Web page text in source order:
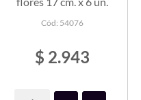
Cód: 54076
$ 2.943